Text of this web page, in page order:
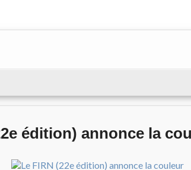
édition) annonce la